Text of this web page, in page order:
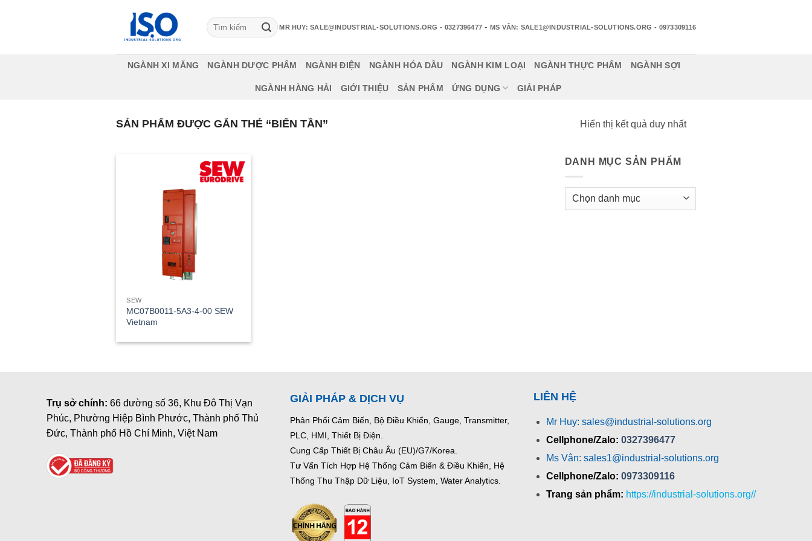
Tìm
kiếm:
MR HUY: SALE@INDUSTRIAL-SOLUTIONS.ORG - 0327396477 -MS VÂN: SALE1@INDUSTRIAL-SOLUTIONS.ORG - 0973309116
NGÀNH XI MĂNG NGÀNH DƯỢC PHẨM NGÀNH ĐIỆN NGÀNH HÓA DẦU NGÀNH KIM LOẠI NGÀNH THỰC PHẨM NGÀNH SỢI
NGÀNH HÀNG HẢI GIỚI THIỆU SẢN PHẨM ỨNG DỤNG GIẢI PHÁP
SẢN PHẨM ĐƯỢC GẮN THẺ “BIẾN TẦN” Hiển thị kết quả duy nhất
SEW
MC07B0011-5A3-4-00 SEW
Vietnam
DANH MỤC SẢN PHẨM
Trụ sở chính: 66 đường số 36, Khu Đô Thị Vạn
Phúc, Phường Hiệp Bình Phước, Thành phố Thủ
Đức, Thành phố Hồ Chí Minh, Việt Nam
GIẢI PHÁP & DỊCH VỤ
Phân Phối Cảm Biến, Bộ Điều Khiển, Gauge, Transmitter,
PLC, HMI, Thiết Bị Điện.
Cung Cấp Thiết Bị Châu Âu (EU)/G7/Korea.
Tư Vấn Tích Hợp Hệ Thống Cảm Biến & Điều Khiển, Hệ
Thống Thu Thập Dữ Liệu, IoT System, Water Analytics.
LIÊN HỆ
Mr Huy: sales@industrial-solutions.org
Cellphone/Zalo: 0327396477
Ms Vân: sales1@industrial-solutions.org
Cellphone/Zalo: 0973309116
Trang sản phẩm: https://industrial-solutions.org//